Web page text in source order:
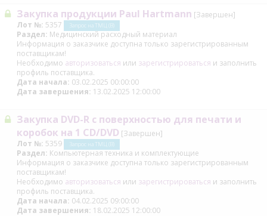
Закупка продукции Paul Hartmann [Завершен]
Лот №: 5357 Запрос на ТМЦ (В)
Раздел: Медицинский расходный материал
Информация о заказчике доступна только зарегистрированным
поставщикам!
Необходимо авторизоваться или зарегистрироваться и заполнить
профиль поставщика.
Дата начала: 03.02.2025 00:00:00
Дата завершения: 13.02.2025 12:00:00
Закупка DVD-R с поверхностью для печати и
коробок на 1 CD/DVD [Завершен]
Лот №: 5359 Запрос на ТМЦ (В)
Раздел: Компьютерная техника и комплектующие
Информация о заказчике доступна только зарегистрированным
поставщикам!
Необходимо авторизоваться или зарегистрироваться и заполнить
профиль поставщика.
Дата начала: 04.02.2025 09:00:00
Дата завершения: 18.02.2025 12:00:00